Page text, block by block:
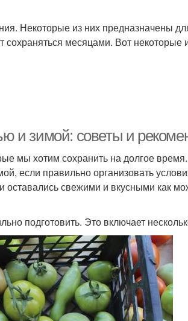
Некоторые из них предназначены
сохраняться месяцами. Вот некоторые
и зимой: советы и
мы хотим сохранить на долгое
если правильно организовать
оставались свежими и вкусными как
подготовить. Это включает